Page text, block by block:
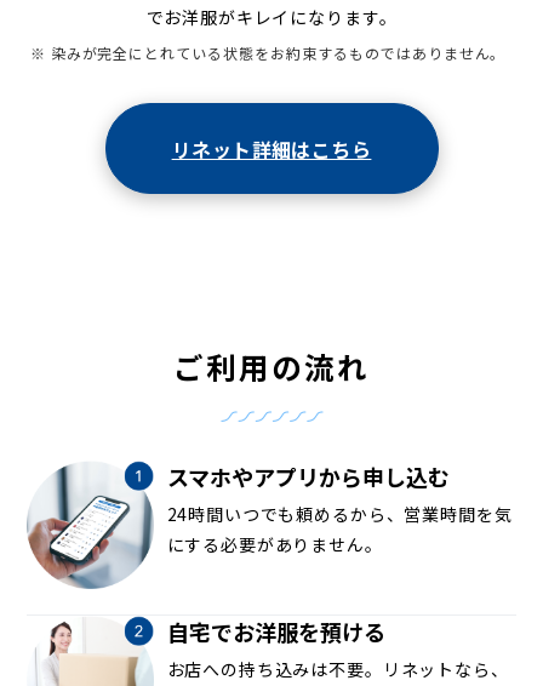
でお洋服がキレイになります。
※ 染みが完全にとれている状態をお約束するものではありません。
リネット詳細はこちら
ご利用の流れ
スマホやアプリから申し込む
24時間いつでも頼めるから、営業時間を気
にする必要がありません。
自宅でお洋服を預ける
お店への持ち込みは不要。リネットなら、